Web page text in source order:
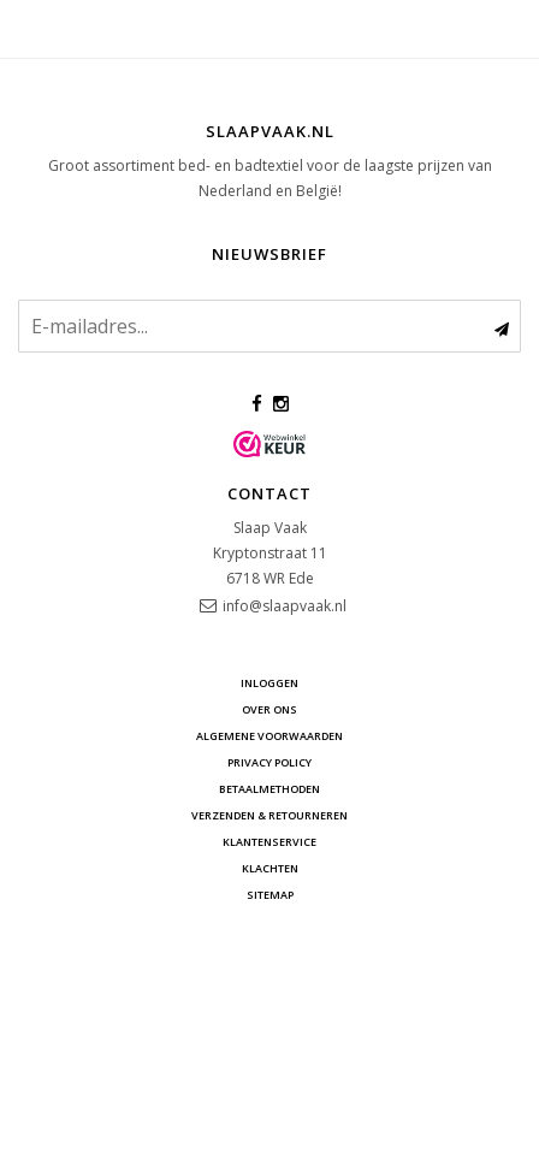
SLAAPVAAK.NL
Groot assortiment bed- en badtextiel voor de laagste prijzen van
Nederland en België!
NIEUWSBRIEF
CONTACT
Slaap Vaak
Kryptonstraat 11
6718 WR Ede
info@slaapvaak.nl
INLOGGEN
OVER ONS
ALGEMENE VOORWAARDEN
PRIVACY POLICY
BETAALMETHODEN
VERZENDEN & RETOURNEREN
KLANTENSERVICE
KLACHTEN
SITEMAP